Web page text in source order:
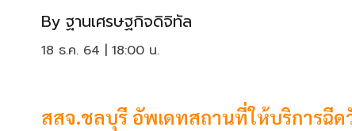
By ฐานเศรษฐกิจดิจิทัล
18 ธ.ค. 64 | 18:00 น.
สสจ.ชลบุรี อัพเดทสถานที่ให้บริการฉีด